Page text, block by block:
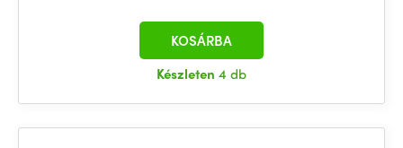
Készleten 4 db
KOSÁRBA